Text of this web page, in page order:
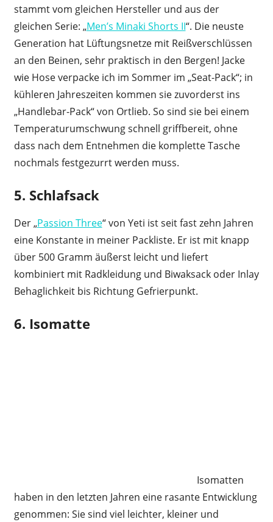
stammt vom gleichen Hersteller und aus der
gleichen Serie: „Men’s Minaki Shorts II“. Die neuste
Generation hat Lüftungsnetze mit Reißverschlüssen
an den Beinen, sehr praktisch in den Bergen! Jacke
wie Hose verpacke ich im Sommer im „Seat-Pack“; in
kühleren Jahreszeiten kommen sie zuvorderst ins
„Handlebar-Pack“ von Ortlieb. So sind sie bei einem
Temperaturumschwung schnell griffbereit, ohne
dass nach dem Entnehmen die komplette Tasche
nochmals festgezurrt werden muss.
5. Schlafsack
Der „Passion Three“ von Yeti ist seit fast zehn Jahren
eine Konstante in meiner Packliste. Er ist mit knapp
über 500 Gramm äußerst leicht und liefert
kombiniert mit Radkleidung und Biwaksack oder Inlay
Behaglichkeit bis Richtung Gefrierpunkt.
6. Isomatte
Isomatten
haben in den letzten Jahren eine rasante Entwicklung
genommen: Sie sind viel leichter, kleiner und